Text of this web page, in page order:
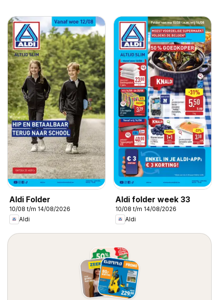
Aldi Folder
10/08 t/m 14/08/2026
Aldi
Aldi folder week 33
10/08 t/m 14/08/2026
Aldi